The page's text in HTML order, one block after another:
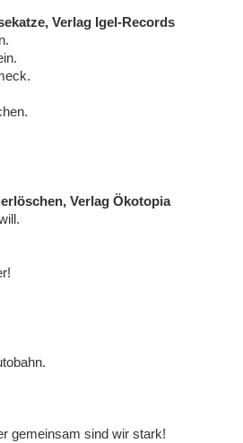
Verlag Igel-Records
Verlag Ökotopia
gemeinsam sind wir stark!